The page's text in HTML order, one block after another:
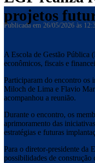
projetos
Publicada em 26/05/2026 às
A Escola de Gestão Pública
econômicos, fiscais e
Participaram do encontro os
Miloch de Lima e Flavio
acompanhou a reunião.
Durante o encontro, os
aprimoramento das
estratégias e futuras
Para o diretor-presidente da
possibilidades de construção